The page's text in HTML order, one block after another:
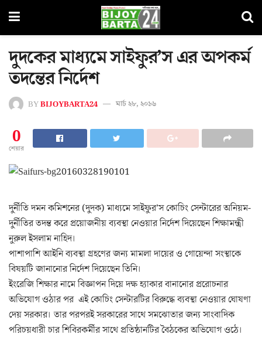
দুদকের মাধ্যমে সাইফুর’স এর অপকর্ম
তদন্তের নির্দেশ
BYBIJOYBARTA24 মার্চ ২৮, ২০১৬
0
শেয়ার
দুর্নীতি দমন কমিশনের (দুদক) মাধ্যমে সাইফুর’স কোচিং সেন্টারের অনিয়ম-
দুর্নীতির তদন্ত করে প্রয়োজনীয় ব্যবস্থা নেওয়ার নির্দেশ দিয়েছেন শিক্ষামন্ত্রী
নুরুল ইসলাম নাহিদ।
পাশাপাশি আইনি ব্যবস্থা গ্রহণের জন্য মামলা দায়ের ও গোয়েন্দা সংস্থাকে
বিষয়টি জানানোর নির্দেশ দিয়েছেন তিনি।
ইংরেজি শিক্ষার নামে বিজ্ঞাপন দিয়ে দক্ষ হ্যাকার বানানোর প্ররোচনার
অভিযোগ ওঠার পর এই কোচিং সেন্টারটির বিরুদ্ধে ব্যবস্থা নেওয়ার ঘোষণা
দেয় সরকার। তার পরপরই সরকারের সাথে সমঝোতার জন্য সাংবাদিক
পরিচয়ধারী চার শিবিরকর্মীর সাথে প্রতিষ্ঠানটির বৈঠকের অভিযোগ ওঠে।